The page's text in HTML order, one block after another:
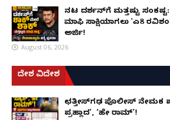
ನಟ ದರ್ಶನ್‌ಗೆ ಮತ್ತಷ್ಟು
ಮಾಫಿ ಸಾಕ್ಷಿಯಾಗಲು 'ಎ8
ಅರ್ಜಿ!
August 06, 2026
ದೇಶ ವಿದೇಶ
ಛತ್ತೀಸ್‌ಗಢ ಪೊಲೀಸ್ ನೇಮಕ
ಪ್ರಹ್ಲಾದ’, ‘ಹೇ ರಾಮ್’!